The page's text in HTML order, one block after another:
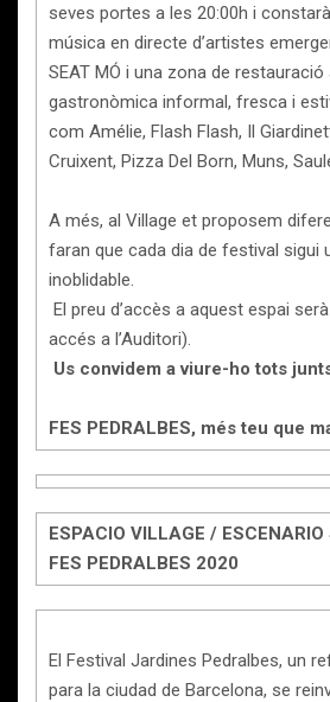
seves portes a les 20:00h i
música en directe d’artistes
SEAT MÓ i una zona de
gastronòmica informal, fresca i
com Amélie, Flash Flash, Il
Cruixent, Pizza Del Born, Muns,
A més, al Village et proposem
faran que cada dia de festival sigui
inoblidable.
El preu d’accès a aquest espai
accés a l’Auditori).
Us convidem a viure-ho tots
FES PEDRALBES, més teu que
ESPACIO VILLAGE / ESCENARIO
FES PEDRALBES 2020
El Festival Jardines Pedralbes, un
para la ciudad de Barcelona, se